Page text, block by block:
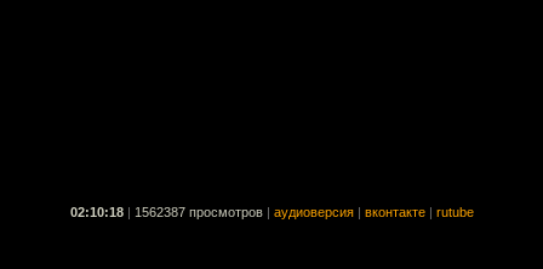
02:10:18 1562387 просмотров аудиоверсия вконтакте rutube